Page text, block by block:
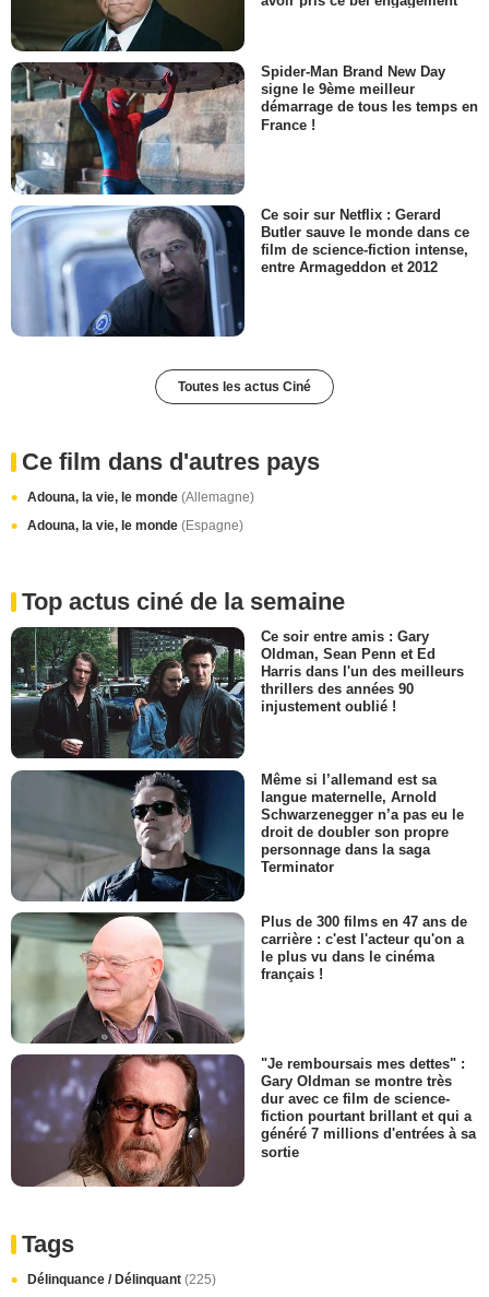
Spider-Man Brand New Day
signe le 9ème meilleur
démarrage de tous les temps en
France !
Ce soir sur Netflix : Gerard
Butler sauve le monde dans ce
film de science-fiction intense,
entre Armageddon et 2012
Toutes les actus Ciné
Ce film dans d'autres pays
Adouna, la vie, le monde (Allemagne)
Adouna, la vie, le monde (Espagne)
Top actus ciné de la semaine
Ce soir entre amis : Gary
Oldman, Sean Penn et Ed
Harris dans l'un des meilleurs
thrillers des années 90
injustement oublié !
Même si l’allemand est sa
langue maternelle, Arnold
Schwarzenegger n’a pas eu le
droit de doubler son propre
personnage dans la saga
Terminator
Plus de 300 films en 47 ans de
carrière : c'est l'acteur qu'on a
le plus vu dans le cinéma
français !
"Je remboursais mes dettes" :
Gary Oldman se montre très
dur avec ce film de science-
fiction pourtant brillant et qui a
généré 7 millions d'entrées à sa
sortie
Tags
Délinquance / Délinquant (225)